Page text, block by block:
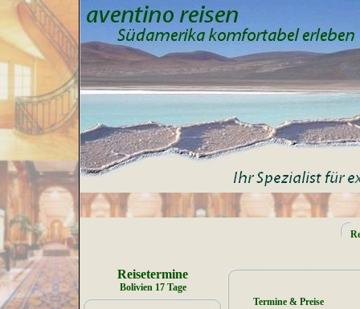
Reisetermine
Bolivien 17 Tage
Termine & Preise